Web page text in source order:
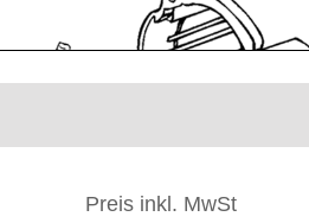
Preis inkl. MwSt